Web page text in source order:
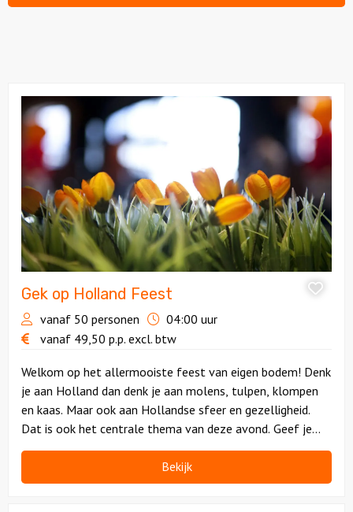
Bekijk
Gek
Holland
Feest
Gek op Holland Feest
vanaf 50 personen
04:00 uur
vanaf 49,50 p.p. excl. btw
Welkom op het allermooiste feest van eigen bodem! Denk
je aan Holland dan denk je aan molens, tulpen, klompen
en kaas. Maar ook aan Hollandse sfeer en gezelligheid.
Dat is ook het centrale thema van deze avond. Geef je
over aan een avond Hollands vermaak!
Bekijk